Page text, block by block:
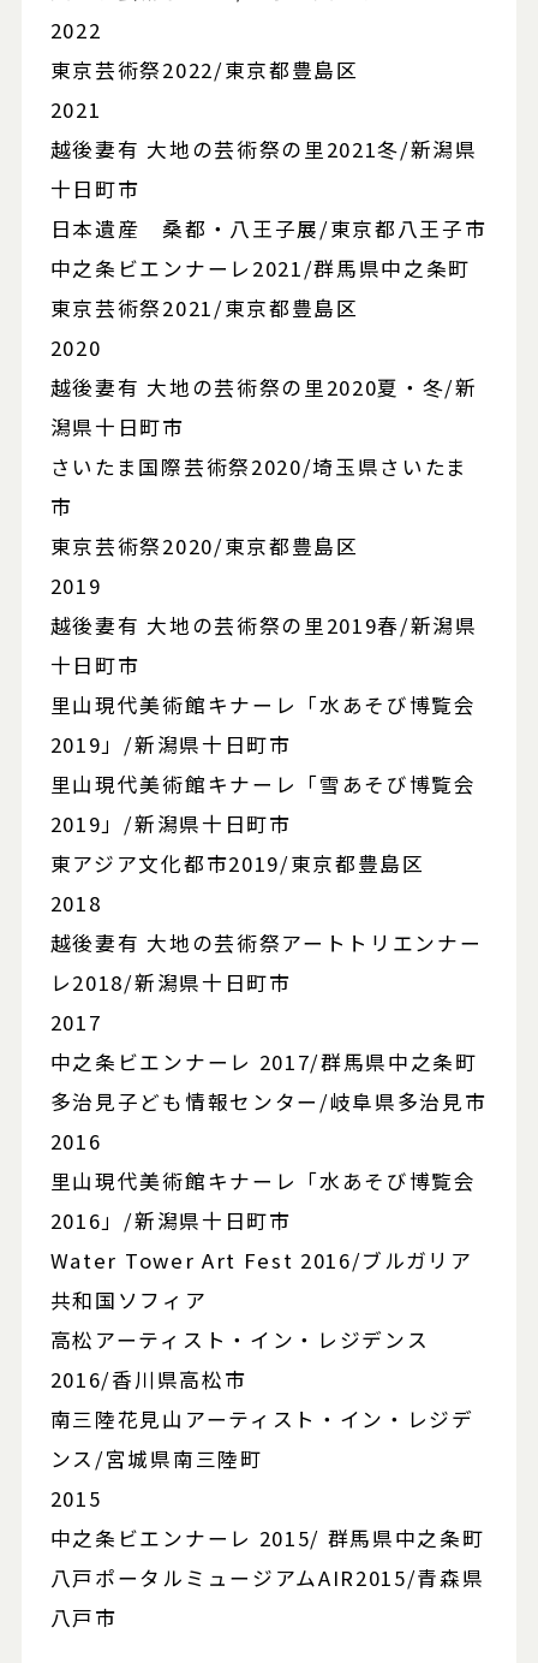
2022
東京芸術祭2022/東京都豊島区
2021
越後妻有 大地の芸術祭の里2021冬/新潟県
十日町市
日本遺産 桑都・八王子展/東京都八王子市
中之条ビエンナーレ2021/群馬県中之条町
東京芸術祭2021/東京都豊島区
2020
越後妻有 大地の芸術祭の里2020夏・冬/新
潟県十日町市
さいたま国際芸術祭2020/埼玉県さいたま
市
東京芸術祭2020/東京都豊島区
2019
越後妻有 大地の芸術祭の里2019春/新潟県
十日町市
里山現代美術館キナーレ「水あそび博覧会
2019」/新潟県十日町市
里山現代美術館キナーレ「雪あそび博覧会
2019」/新潟県十日町市
東アジア文化都市2019/東京都豊島区
2018
越後妻有 大地の芸術祭アートトリエンナー
レ2018/新潟県十日町市
2017
中之条ビエンナーレ 2017/群馬県中之条町
多治見子ども情報センター/岐阜県多治見市
2016
里山現代美術館キナーレ「水あそび博覧会
2016」/新潟県十日町市
Water Tower Art Fest 2016/ブルガリア
共和国ソフィア
高松アーティスト・イン・レジデンス
2016/香川県高松市
南三陸花見山アーティスト・イン・レジデ
ンス/宮城県南三陸町
2015
中之条ビエンナーレ 2015/ 群馬県中之条町
八戸ポータルミュージアムAIR2015/青森県
八戸市